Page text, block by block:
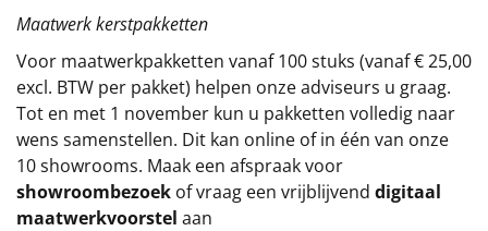
Maatwerk kerstpakketten
Voor maatwerkpakketten vanaf 100 stuks (vanaf € 25,00
excl. BTW per pakket) helpen onze adviseurs u graag.
Tot en met 1 november kun u pakketten volledig naar
wens samenstellen. Dit kan online of in één van onze
10 showrooms. Maak een afspraak voor
showroombezoek of vraag een vrijblijvend digitaal
maatwerkvoorstel aan